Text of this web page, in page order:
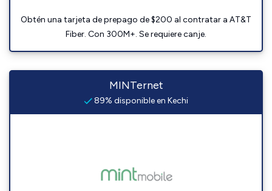
Obtén una tarjeta de prepago de $200 al contratar a AT&T
Fiber. Con 300M+. Se requiere canje.
MINTernet
89% disponible en Kechi